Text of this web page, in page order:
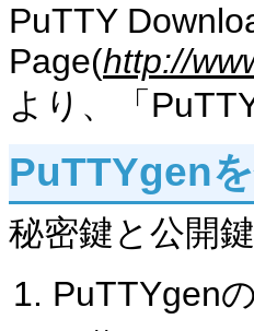
PuTTY
Page(http://
より、「
PuTTYgen
秘密鍵と公開
PuTTYgen